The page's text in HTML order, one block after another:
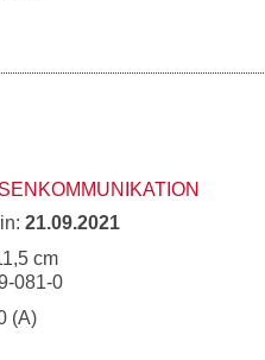
21.09.2021
cm
081-0
(A)